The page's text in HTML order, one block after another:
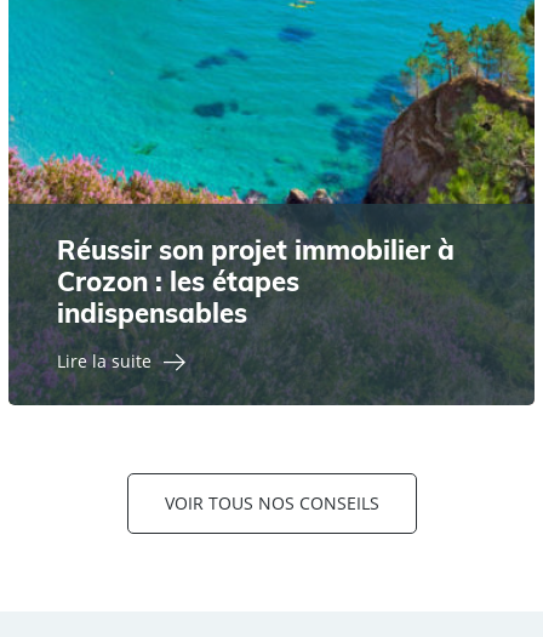
Réussir son projet immobilier à
Crozon : les étapes
indispensables
Lire la suite
VOIR TOUS NOS CONSEILS